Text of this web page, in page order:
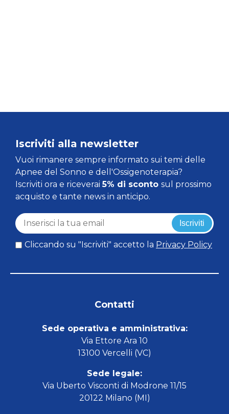
Iscriviti alla newsletter
Vuoi rimanere sempre informato sui temi delle
Apnee del Sonno e dell'Ossigenoterapia?
Iscriviti ora e riceverai5% di sconto sul prossimo
acquisto e tante news in anticipo.
Iscriviti
Cliccando su "Iscriviti" accetto la Privacy Policy
Contatti
Sede operativa e amministrativa:
Via Ettore Ara 10
13100 Vercelli (VC)
Sede legale:
Via Uberto Visconti di Modrone 11/15
20122 Milano (MI)